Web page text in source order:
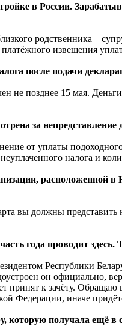
в России.
родственника –
извещения
после подачи
не позднее 15 мая.
за непредставление
от уплаты
налога и
расположенной в
вы должны
года проводит здесь.
Республики
он официально,
принят к зачёту.
Федерации, иначе
которую получала ещё